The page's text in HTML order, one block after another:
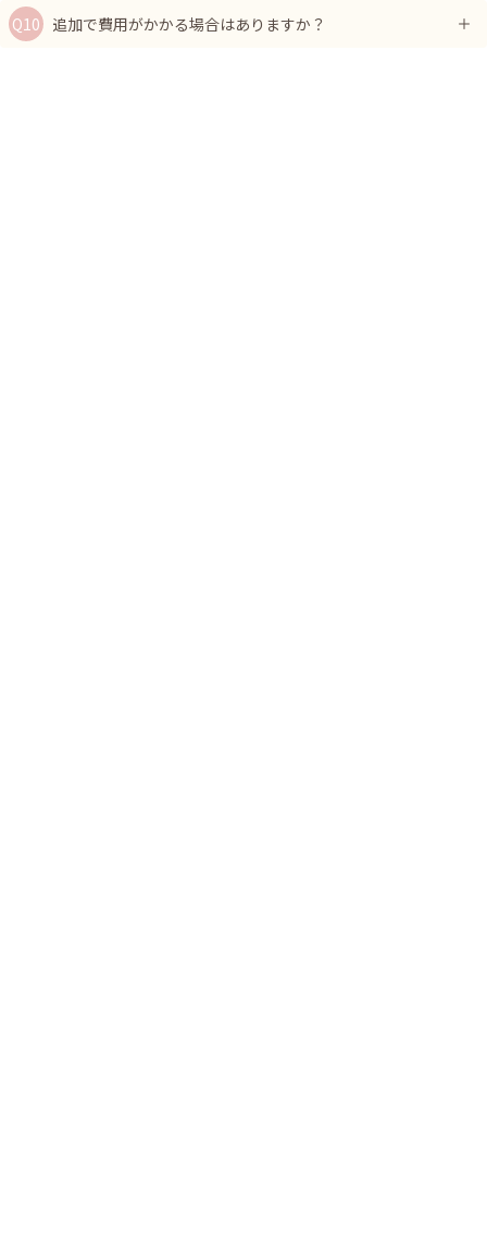
追加で費用がかかる場合はありますか？